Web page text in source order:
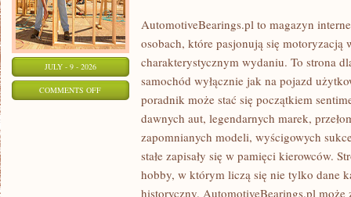
JULY - 9 - 2026
COMMENTS OFFON
SAMOCHODY
AutomotiveBearings.pl to magazyn
osobach, które pasjonują się motoryzacją
charakterystycznym wydaniu. To strona
samochód wyłącznie jak na pojazd
poradnik może stać się początkiem
dawnych aut, legendarnych marek,
zapomnianych modeli, wyścigowych
stałe zapisały się w pamięci kierowców.
hobby, w którym liczą się nie tylko dane
historyczny. AutomotiveBearings.pl może